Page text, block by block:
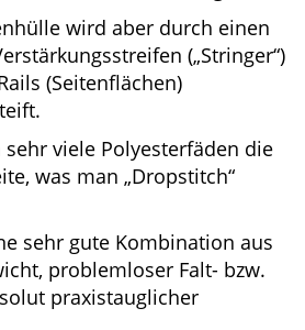
Konstruktion des
kam letztlich nur das
Layer-Dropstitch“ Verfahren
wird aber durch einen
Rails
versteift.
viele Polyesterfäden
was man „Dropstitch“